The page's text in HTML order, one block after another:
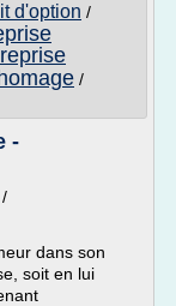
d'option /
/
-
dans son
soit en lui